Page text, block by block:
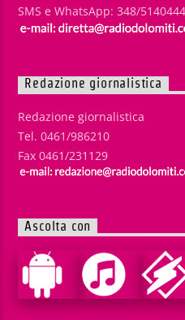
SMS e WhatsApp: 348/5140444
Redazione giornalistica
Redazione giornalistica
Tel. 0461/986210
Fax 0461/231129
Ascolta con